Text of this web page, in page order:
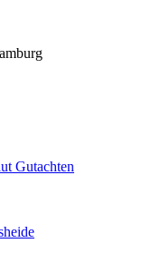
Gutachten